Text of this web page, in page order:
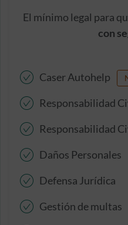
El mínimo legal para
con
Caser Autohelp
Responsabilidad
Responsabilidad
Daños Personales
Defensa Jurídica
Gestión de multas